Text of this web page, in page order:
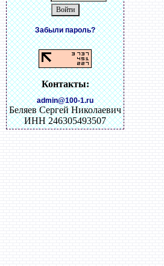
Забыли пароль?
Контакты:
admin@100-1.ru
Беляев Сергей Николаевич
ИНН 246305493507